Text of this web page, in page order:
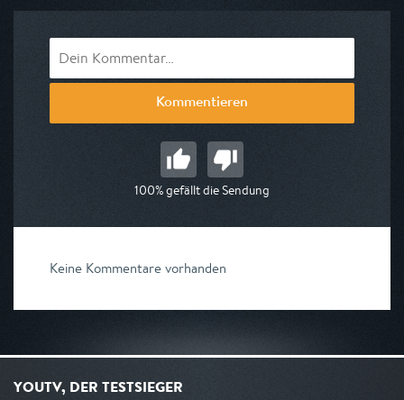
Kommentieren
100% gefällt die Sendung
Keine Kommentare vorhanden
YOUTV, DER TESTSIEGER